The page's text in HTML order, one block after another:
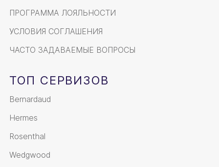
ПРОГРАММА ЛОЯЛЬНОСТИ
УСЛОВИЯ СОГЛАШЕНИЯ
ЧАСТО ЗАДАВАЕМЫЕ ВОПРОСЫ
ТОП СЕРВИЗОВ
Bernardaud
Hermes
Rosenthal
Wedgwood